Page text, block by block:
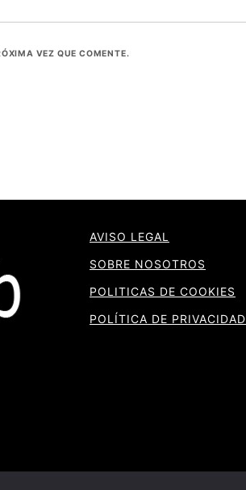
VEZ QUE COMENTE.
AVISO LEGAL
SOBRE NOSOTROS
POLITICAS DE COOKIES
POLÍTICA DE PRIVACIDAD